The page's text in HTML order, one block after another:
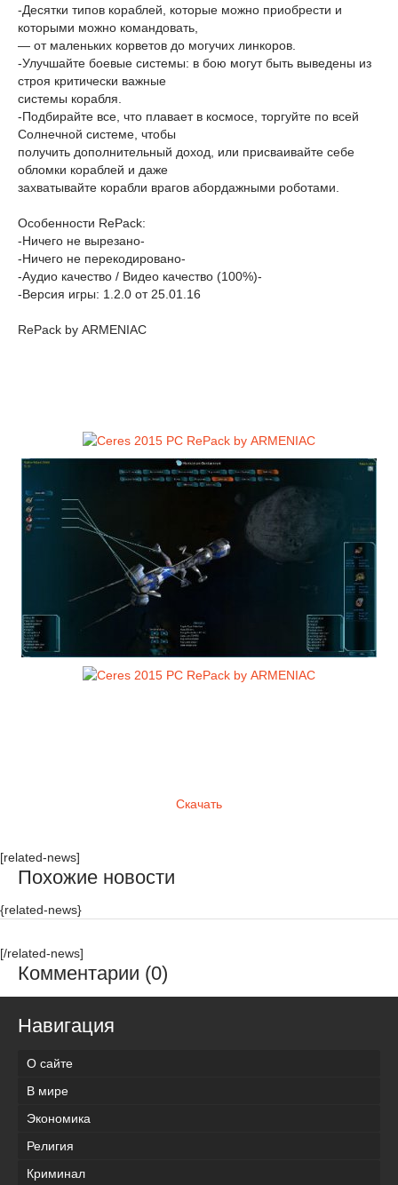
-Десятки типов кораблей, которые можно приобрести и
которыми можно командовать,
— от маленьких корветов до могучих линкоров.
-Улучшайте боевые системы: в бою могут быть выведены из
строя критически важные
системы корабля.
-Подбирайте все, что плавает в космосе, торгуйте по всей
Солнечной системе, чтобы
получить дополнительный доход, или присваивайте себе
обломки кораблей и даже
захватывайте корабли врагов абордажными роботами.
Особенности RePack:
-Ничего не вырезано-
-Ничего не перекодировано-
-Аудио качество / Видео качество (100%)-
-Версия игры: 1.2.0 от 25.01.16
RePack by АRMENIAC
Скачать
[related-news]
Похожие новости
{related-news}
[/related-news]
Комментарии (0)
Навигация
О сайте
В мире
Экономика
Религия
Криминал